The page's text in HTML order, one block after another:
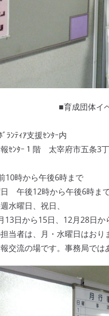
■育成団体イ
ﾗﾝﾃｨｱ支援ｾﾝﾀｰ内
報ｾﾝﾀｰ１階 太宰府市五条
時から午後6時まで
12時から午後6時ま
、祝日、
日、12月28日から
当者は、月・水曜日はおり
交流の場です。事務局では